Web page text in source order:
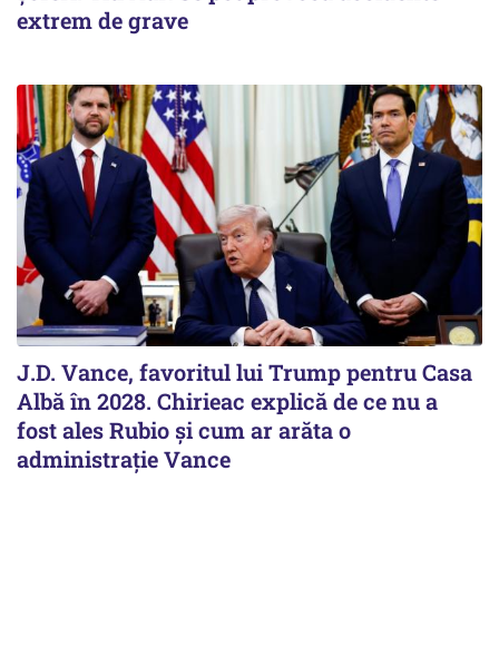
extrem de grave
J.D. Vance, favoritul lui Trump pentru Casa
Albă în 2028. Chirieac explică de ce nu a
fost ales Rubio și cum ar arăta o
administrație Vance